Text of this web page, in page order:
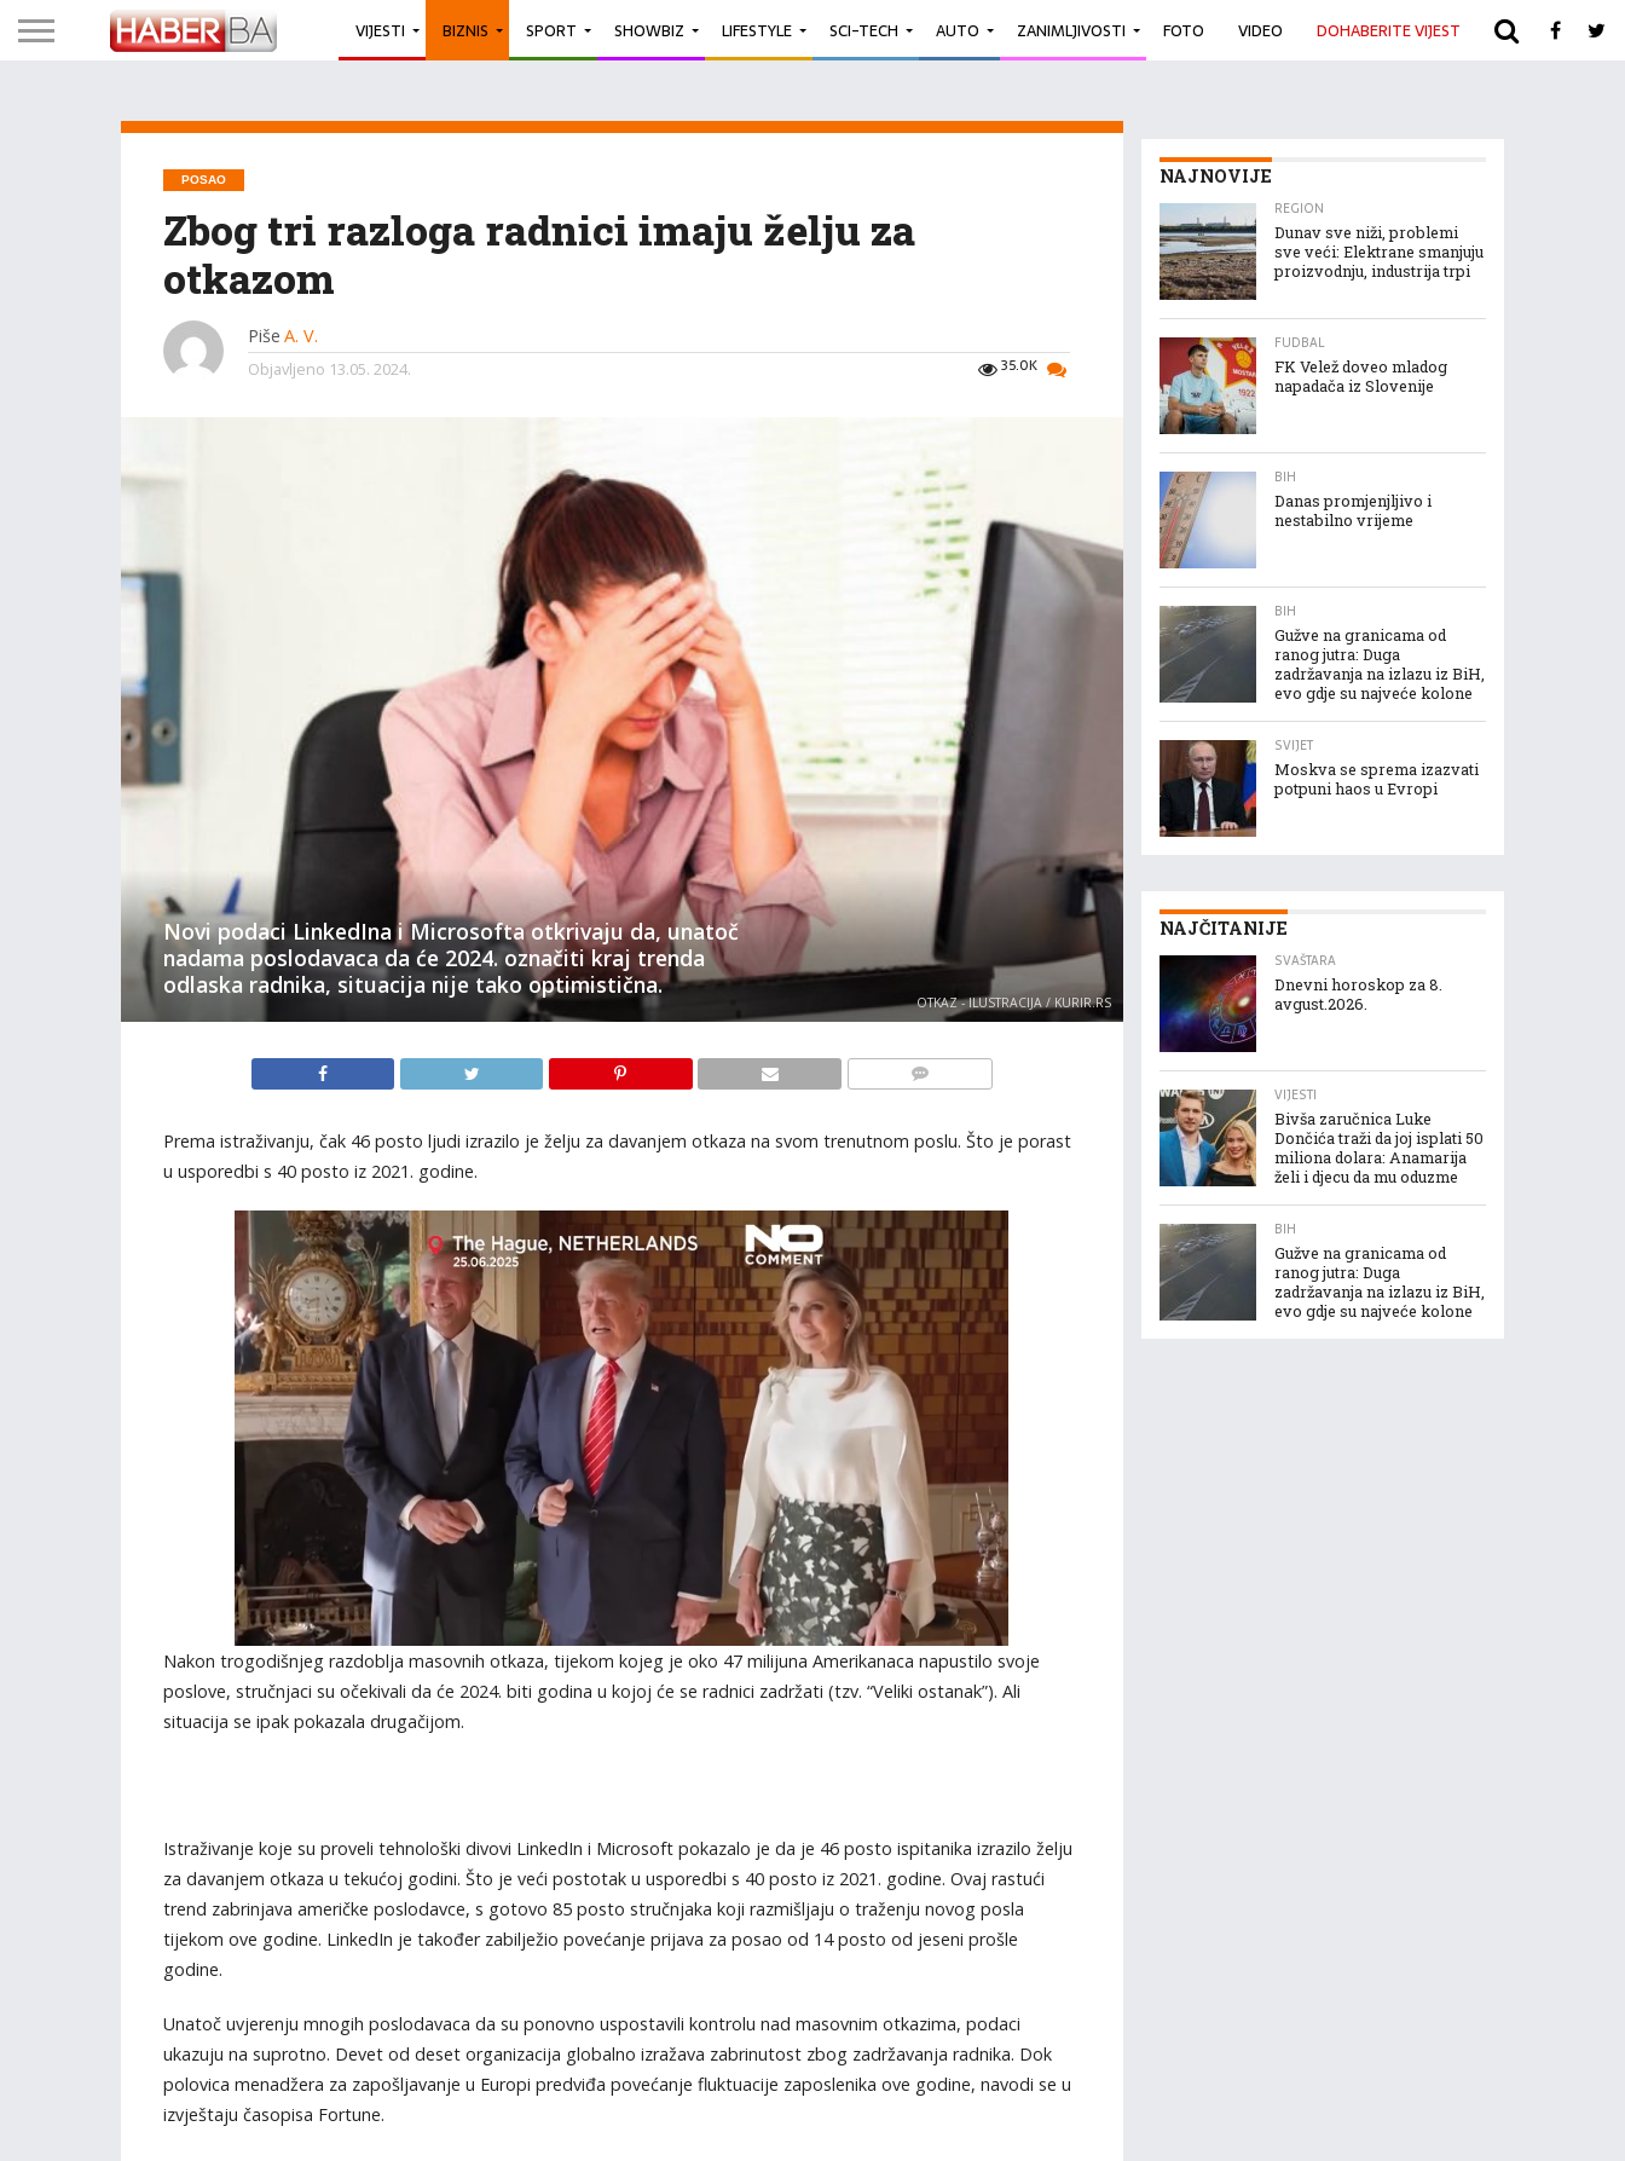
VIJESTI BIZNIS SPORT SHOWBIZ LIFESTYLE SCI-TECH AUTO ZANIMLJIVOSTI FOTO VIDEO DOHABERITE VIJEST ARHIVA
POSAO
Zbog tri razloga radnici imaju želju za
otkazom
Piše A. V.
35.0K
Objavljeno 13.05. 2024.
Novi podaci LinkedIna i Microsofta otkrivaju da, unatoč
nadama poslodavaca da će 2024. označiti kraj trenda
odlaska radnika, situacija nije tako optimistična.
OTKAZ - ILUSTRACIJA / KURIR.RS
Prema istraživanju, čak 46 posto ljudi izrazilo je želju za davanjem otkaza na svom trenutnom poslu. Što je porast
u usporedbi s 40 posto iz 2021. godine.
Nakon trogodišnjeg razdoblja masovnih otkaza, tijekom kojeg je oko 47 milijuna Amerikanaca napustilo svoje
poslove, stručnjaci su očekivali da će 2024. biti godina u kojoj će se radnici zadržati (tzv. “Veliki ostanak”). Ali
situacija se ipak pokazala drugačijom.
Istraživanje koje su proveli tehnološki divovi LinkedIn i Microsoft pokazalo je da je 46 posto ispitanika izrazilo želju
za davanjem otkaza u tekućoj godini. Što je veći postotak u usporedbi s 40 posto iz 2021. godine. Ovaj rastući
trend zabrinjava američke poslodavce, s gotovo 85 posto stručnjaka koji razmišljaju o traženju novog posla
tijekom ove godine. LinkedIn je također zabilježio povećanje prijava za posao od 14 posto od jeseni prošle
godine.
Unatoč uvjerenju mnogih poslodavaca da su ponovno uspostavili kontrolu nad masovnim otkazima, podaci
ukazuju na suprotno. Devet od deset organizacija globalno izražava zabrinutost zbog zadržavanja radnika. Dok
polovica menadžera za zapošljavanje u Europi predviđa povećanje fluktuacije zaposlenika ove godine, navodi se u
izvještaju časopisa Fortune.
NAJNOVIJE
REGION
Dunav sve niži, problemi
sve veći: Elektrane smanjuju
proizvodnju, industrija trpi
FUDBAL
FK Velež doveo mladog
napadača iz Slovenije
BIH
Danas promjenjljivo i
nestabilno vrijeme
BIH
Gužve na granicama od
ranog jutra: Duga
zadržavanja na izlazu iz BiH,
evo gdje su najveće kolone
SVIJET
Moskva se sprema izazvati
potpuni haos u Evropi
NAJČITANIJE
SVAŠTARA
Dnevni horoskop za 8.
avgust.2026.
VIJESTI
Bivša zaručnica Luke
Dončića traži da joj isplati 50
miliona dolara: Anamarija
želi i djecu da mu oduzme
BIH
Gužve na granicama od
ranog jutra: Duga
zadržavanja na izlazu iz BiH,
evo gdje su najveće kolone